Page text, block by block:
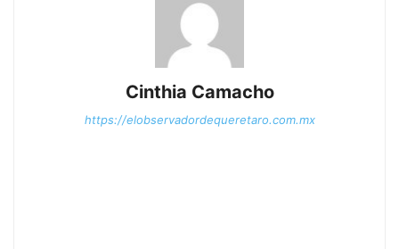
Cinthia Camacho
https://elobservadordequeretaro.com.mx